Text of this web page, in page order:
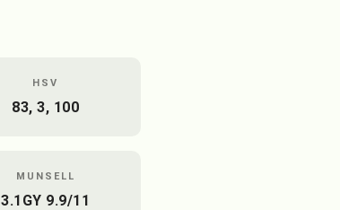
HSV
83, 3, 100
MUNSELL
3.1GY 9.9/11